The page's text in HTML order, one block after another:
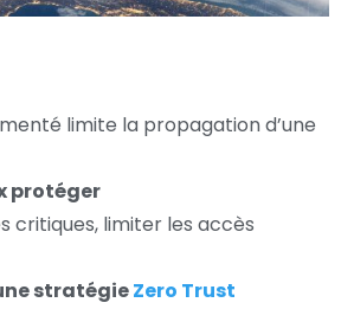
limite la propagation d’une
protéger
critiques, limiter les accès
stratégieZero Trust